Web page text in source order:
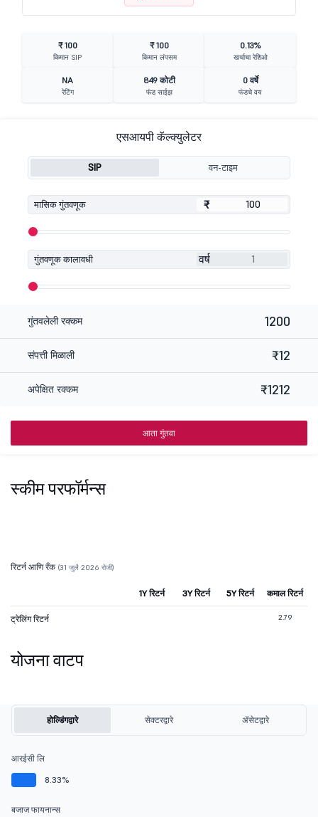
₹ 100
किमान SIP
₹ 100
किमान लंपसम
0.13%
खर्चाचा रेशिओ
NA
रेटिंग
849 कोटी
फंड साईझ
0 वर्षे
फंडचे वय
एसआयपी कॅल्क्युलेटर
SIP वन-टाइम
मासिक गुंतवणूक ₹
₹
गुंतवणूक कालावधी वर्ष
गुंतवलेली रक्कम 1200
संपत्ती मिळाली ₹12
अपेक्षित रक्कम ₹1212
आता गुंतवा
स्कीम परफॉर्मन्स
रिटर्न आणि रँक (31 जुलै 2026 रोजी)
1Y रिटर्न 3Y रिटर्न 5Y रिटर्न कमाल रिटर्न
ट्रेलिंग रिटर्न 2.79
योजना वाटप
होल्डिंगद्वारे सेक्टरद्वारे ॲसेटद्वारे
आरईसी लि
8.33%
बजाज फायनान्स